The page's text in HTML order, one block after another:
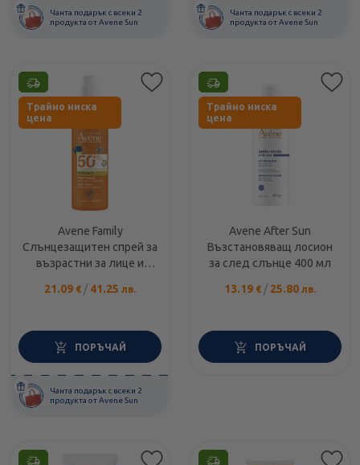
Чанта подарък с всеки 2
продукта от Avene Sun
Чанта подарък с всеки 2
продукта от Avene Sun
Етикети
Трайно ниска
цена
Avene Family
Слънцезащитен спрей за
възрастни за лице и
21.09 € / 41.25 лв.
ПОРЪЧАЙ
Чанта подарък с всеки 2
продукта от Avene Sun
Етикети
Трайно ниска
цена
Avene After Sun
Възстановяващ лосион
за след слънце 400 мл
13.19 € / 25.80 лв.
ПОРЪЧАЙ
Етикети Етикети